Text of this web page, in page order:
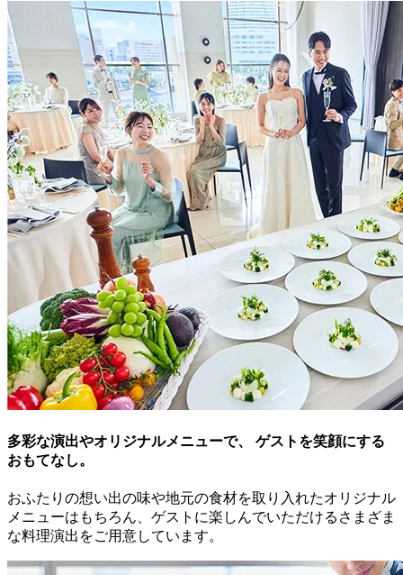
多彩な演出やオリジナルメニューで、 ゲストを笑顔にする
おもてなし。
おふたりの想い出の味や地元の食材を取り入れたオリジナル
メニューはもちろん、ゲストに楽しんでいただけるさまざま
な料理演出をご用意しています。